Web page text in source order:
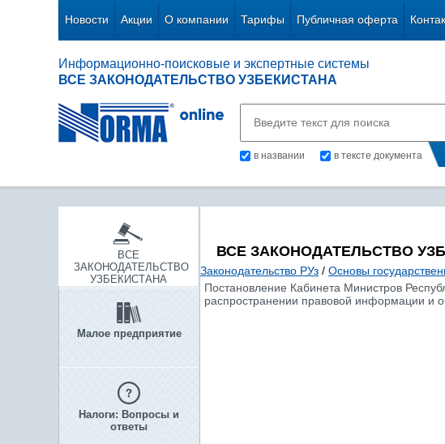
Новости Акции О компании Тарифы Публичная оферта
Информационно-поисковые и экспертные системы
ВСЕ ЗАКОНОДАТЕЛЬСТВО УЗБЕКИСТАНА
в названии в тексте документа
ВСЕ
ЗАКОНОДАТЕЛЬСТВО
УЗБЕКИСТАНА
Малое предприятие
Налоги: Вопросы и
ответы
ВСЕ ЗАКОНОДАТЕЛЬСТВО
Законодательство РУз / Основы
Постановление Кабинета Министров
распространении правовой информации и